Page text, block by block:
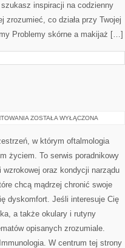
inspiracji na codzienny
zrozumieć, co działa przy Twojej
Problemy skórne a makijaż […]
NEUROLOGIA
ZOSTAŁA WYŁĄCZONA
w którym oftalmologia
życiem. To serwis poradnikowy
wzrokowej oraz kondycji narządu
chcą mądrzej chronić swoje
dyskomfort. Jeśli interesuje Cię
a także okulary i rutyny
opisanych zrozumiale.
W centrum tej strony